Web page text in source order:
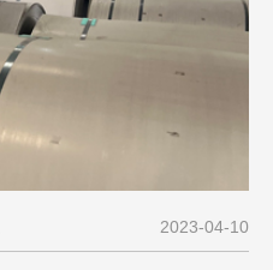
2023-04-10